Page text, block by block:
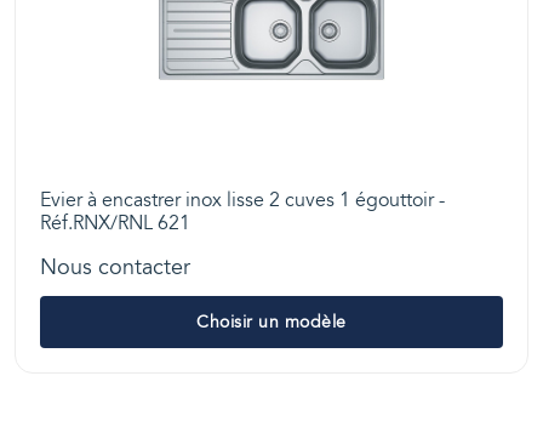
Evier à encastrer inox lisse 2 cuves 1 égouttoir -
Réf.RNX/RNL 621
Nous contacter
Choisir un modèle